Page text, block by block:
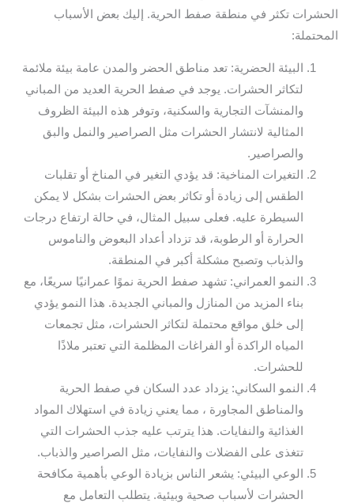
الحشرات تكثر في منطقة صفط الحرية. إليك بعض الأسباب
المحتملة:
البيئة الحضرية: تعد مناطق الحضر والمدن عامة بيئة ملائمة
لتكاثر الحشرات. يوجد في صفط الحرية العديد من المباني
والمنشآت التجارية والسكنية، وتوفر هذه البيئة الظروف
المثالية لانتشار الحشرات مثل الصراصير والنمل والبق
والصراصير.
التغيرات المناخية: قد يؤدي التغير في المناخ أو تقلبات
الطقس إلى زيادة أو تكاثر بعض الحشرات بشكل لا يمكن
السيطرة عليه. فعلى سبيل المثال، في حالة ارتفاع درجات
الحرارة أو الرطوبة، قد تزداد أعداد البعوض والناموس
والذباب وتصبح مشكلة أكبر في المنطقة.
النمو العمراني: تشهد صفط الحرية نموًا عمرانيًا سريعًا، مع
بناء المزيد من المنازل والمباني الجديدة. هذا النمو يؤدي
إلى خلق مواقع محتملة لتكاثر الحشرات، مثل تجمعات
المياه الراكدة أو الفراغات المظلمة التي تعتبر ملاذًا
للحشرات.
النمو السكاني: يزداد عدد السكان في صفط الحرية
والمناطق المجاورة ، مما يعني زيادة في استهلاك المواد
الغذائية والنفايات. هذا يترتب عليه جذب الحشرات التي
تتغذى على الفضلات والنفايات، مثل الصراصير والذباب.
الوعي البيئي: يشعر الناس بزيادة الوعي بأهمية مكافحة
الحشرات لأسباب صحية وبيئية. يتطلب التعامل مع